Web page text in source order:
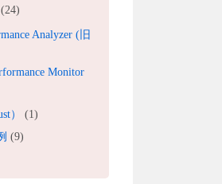
(24)
Analyzer (旧
Monitor
）
(1)
(9)